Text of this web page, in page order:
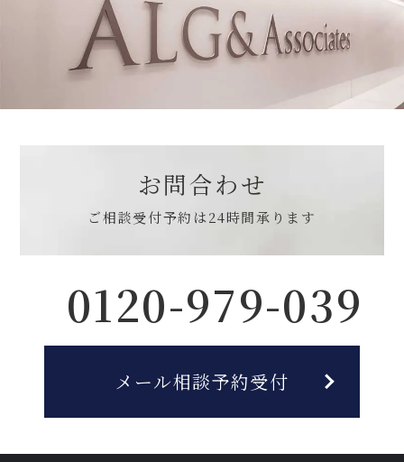
お問合わせ
ご相談受付予約は24時間承ります
0120-979-039
メール相談予約受付